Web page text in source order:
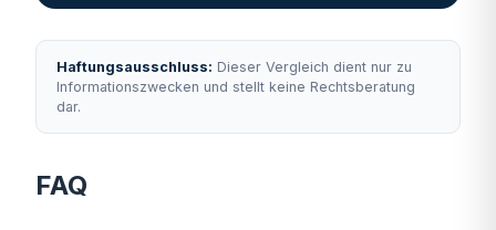
Haftungsausschluss: Dieser Vergleich dient nur zu
Informationszwecken und stellt keine Rechtsberatung
dar.
FAQ